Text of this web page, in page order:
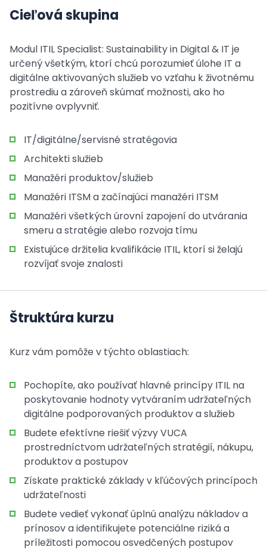
Cieľová skupina
Modul ITIL Specialist: Sustainability in Digital & IT je
určený všetkým, ktorí chcú porozumieť úlohe IT a
digitálne aktivovaných služieb vo vzťahu k životnému
prostrediu a zároveň skúmať možnosti, ako ho
pozitívne ovplyvniť.
IT/digitálne/servisné stratégovia
Architekti služieb
Manažéri produktov/služieb
Manažéri ITSM a začínajúci manažéri ITSM
Manažéri všetkých úrovní zapojení do utvárania
smeru a stratégie alebo rozvoja tímu
Existujúce držitelia kvalifikácie ITIL, ktorí si želajú
rozvíjať svoje znalosti
Štruktúra kurzu
Kurz vám pomôže v týchto oblastiach:
Pochopíte, ako používať hlavné princípy ITIL na
poskytovanie hodnoty vytváraním udržateľných
digitálne podporovaných produktov a služieb
Budete efektívne riešiť výzvy VUCA
prostredníctvom udržateľných stratégií, nákupu,
produktov a postupov
Získate praktické základy v kľúčových princípoch
udržateľnosti
Budete vedieť vykonať úplnú analýzu nákladov a
prínosov a identifikujete potenciálne riziká a
príležitosti pomocou osvedčených postupov